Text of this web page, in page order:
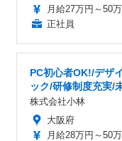
月給27万円～50
正社員
PC初心者OK!/デザ
ック/研修制度充実/
株式会社小林
大阪府
月給28万円～50